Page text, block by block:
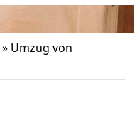
» Umzug von